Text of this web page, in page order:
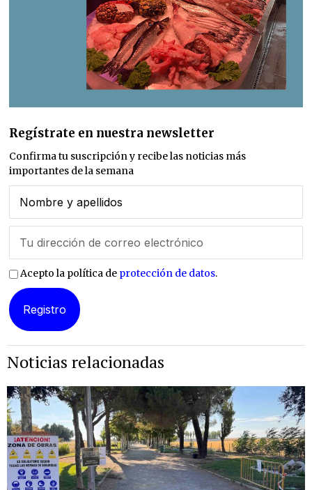
Regístrate en nuestra newsletter
Confirma tu suscripción y recibe las noticias más
importantes de la semana
Acepto la política de protección de datos.
Noticias relacionadas